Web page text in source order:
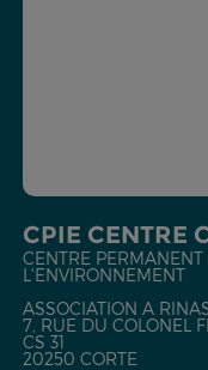
CPIE CENTRE
CENTRE
L'ENVIRONNEMENT
ASSOCIATION A
7, RUE DU COLONEL
CS 31
20250 CORTE